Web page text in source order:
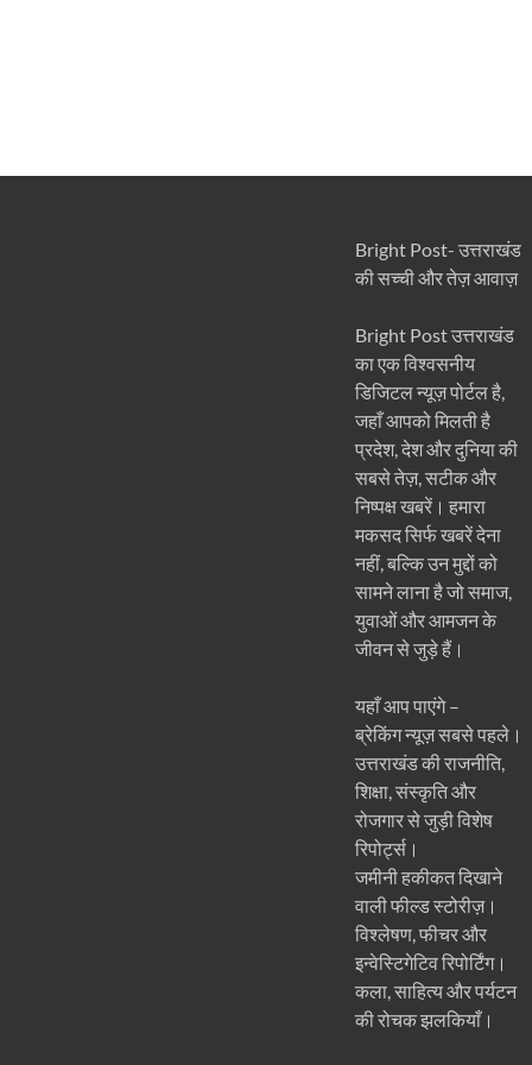
Bright Post- उत्तराखंड
की सच्ची और तेज़ आवाज़
Bright Post उत्तराखंड
का एक विश्वसनीय
डिजिटल न्यूज़ पोर्टल है,
जहाँ आपको मिलती है
प्रदेश, देश और दुनिया की
सबसे तेज़, सटीक और
निष्पक्ष खबरें। हमारा
मकसद सिर्फ खबरें देना
नहीं, बल्कि उन मुद्दों को
सामने लाना है जो समाज,
युवाओं और आमजन के
जीवन से जुड़े हैं।
यहाँ आप पाएंगे –
ब्रेकिंग न्यूज़ सबसे पहले।
उत्तराखंड की राजनीति,
शिक्षा, संस्कृति और
रोजगार से जुड़ी विशेष
रिपोर्ट्स।
जमीनी हकीकत दिखाने
वाली फील्ड स्टोरीज़।
विश्लेषण, फीचर और
इन्वेस्टिगेटिव रिपोर्टिंग।
कला, साहित्य और पर्यटन
की रोचक झलकियाँ।